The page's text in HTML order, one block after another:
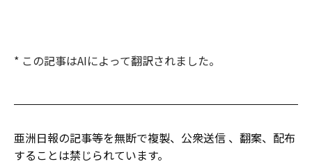
* この記事はAIによって翻訳されました。
亜洲日報の記事等を無断で複製、公衆送信 、翻案、配布
することは禁じられています。